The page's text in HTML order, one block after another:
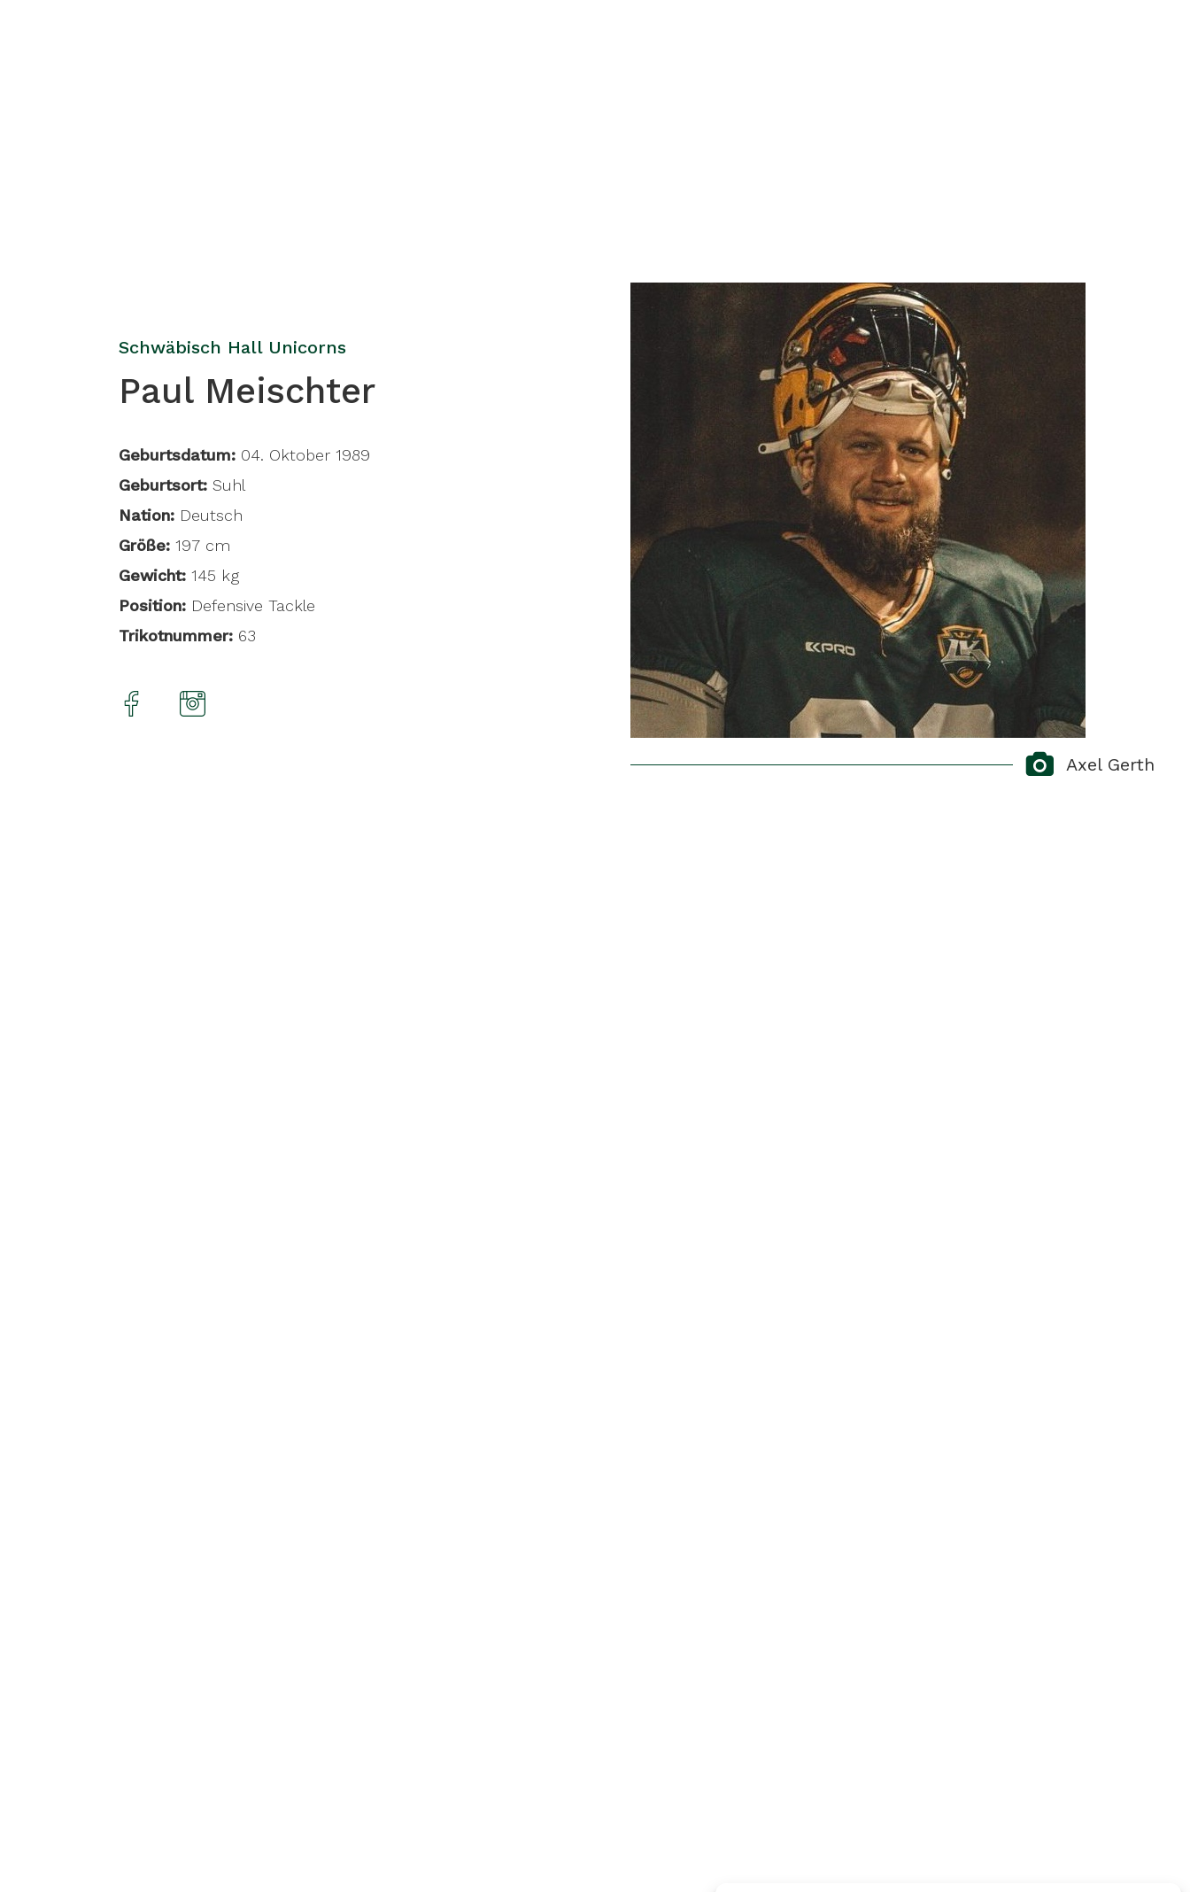
Schwäbisch Hall Unicorns
Paul Meischter
Geburtsdatum: 04. Oktober 1989
Geburtsort:Suhl
Nation: Deutsch
Größe: 197 cm
Gewicht: 145 kg
Position: Defensive Tackle
Trikotnummer: 63
Axel Gerth